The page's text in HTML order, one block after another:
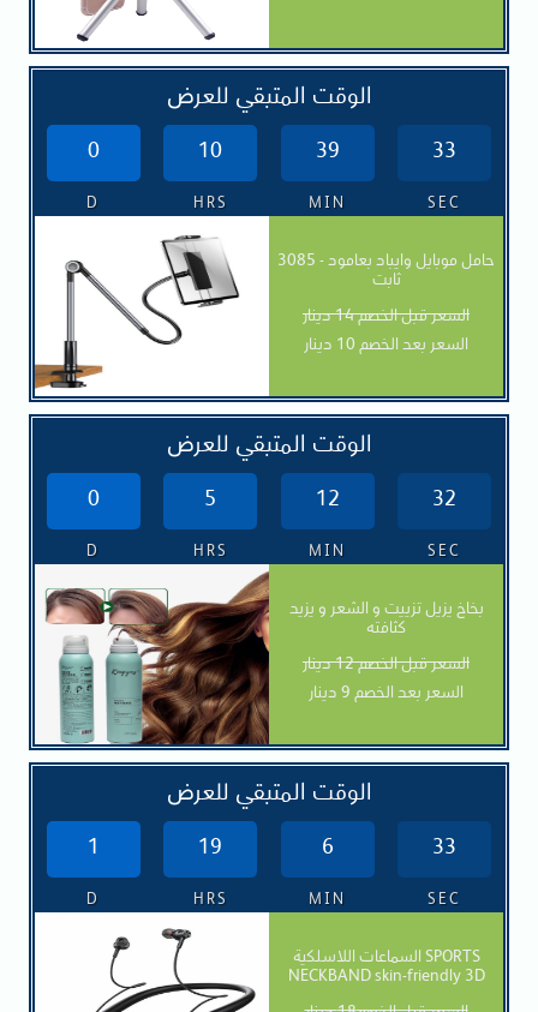
الوقت المتبقي للعرض
0 10 39 31
D HRS MIN SEC
3085 - حامل موبايل وايباد بعامود
ثابت
السعر قبل الخصم 14 دينار
السعر بعد الخصم 10 دينار
الوقت المتبقي للعرض
0 5 12 30
D HRS MIN SEC
بخاخ يزيل تزييت و الشعر و يزيد
كثافته
السعر قبل الخصم 12 دينار
السعر بعد الخصم 9 دينار
الوقت المتبقي للعرض
1 19 6 31
D HRS MIN SEC
السماعات اللاسلكية SPORTS
NECKBAND skin-friendly 3D